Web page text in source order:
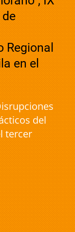
Regional
en el
del
tercer